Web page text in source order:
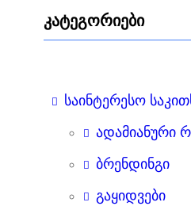
აკატეგორიები
საინტერესო
ადამიანური
ბრენდინგი
გაყიდვები